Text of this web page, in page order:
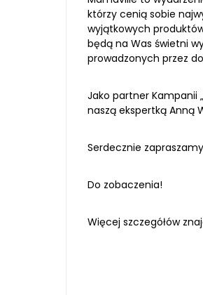
którzy cenią sobie
wyjątkowych
będą na Was świetni
prowadzonych przez
Jako partner Kampanii
naszą ekspertką Anną
Serdecznie
Do zobaczenia!
Więcej szczegółów